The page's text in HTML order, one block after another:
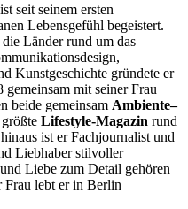
seit seinem ersten
Lebensgefühl begeistert.
Länder rund um das
Kunstgeschichte gründete er
gemeinsam mit seiner Frau
beide gemeinsam Ambiente–
Lifestyle-Magazin rund
ist er Fachjournalist und
Liebhaber stilvoller
Liebe zum Detail gehören
Frau lebt er in Berlin